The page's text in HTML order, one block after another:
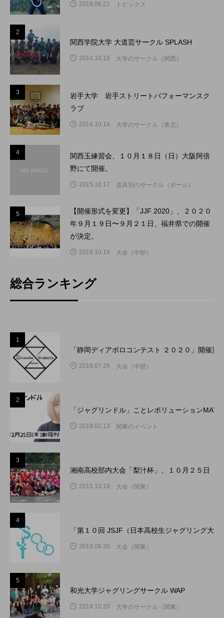
2019.06.21 トピックス
2
関西学院大学 大道芸サークル SPLASH
2014.10.19 大学のサークル（関西）
3
岩手大学 岩手ストリートパフォーマンスク
ラブ
2014.10.14 大学のサークル（東北）
4
関西玉練習会、１０月１８日（日）大阪阿倍
野にて開催。
2015.10.17 道具別のサークル（ボール）
5
【開催形式を変更】「JJF 2020」、２０２０
年９月１９日〜９月２１日、福井県での開催
が決定。
2019.10.14 大会（中部）
総合ランキング
1
「静岡ディアボロコンテスト ２０２０」開催
2019.07.29 大会（中部）
2
「ジャグリンドル」ことレボリューション
2019.02.13 関東のイベント
3
湘南高校部内大会「梨汁杯」、１０月２５日（
2015.10.19 大会（関東）
4
「第１０回 JSJF（日本高校生ジャグリング大
2019.08.30 大会（関東）
5
和光大学ジャグリングサークル WAP
2014.10.20 大学のサークル（関東）